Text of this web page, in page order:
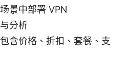
景中部署 VPN
分析
含价格、折扣、套餐、支